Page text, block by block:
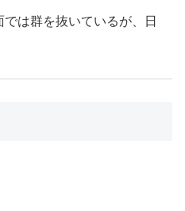
は群を抜いているが、日